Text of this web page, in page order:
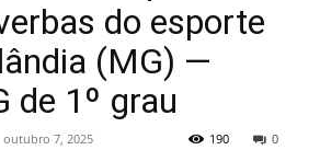
do esporte
(MG) —
de 1º grau
outubro 7, 2025 0
190